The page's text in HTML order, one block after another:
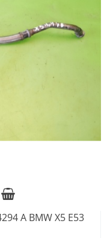
A BMW X5 E53